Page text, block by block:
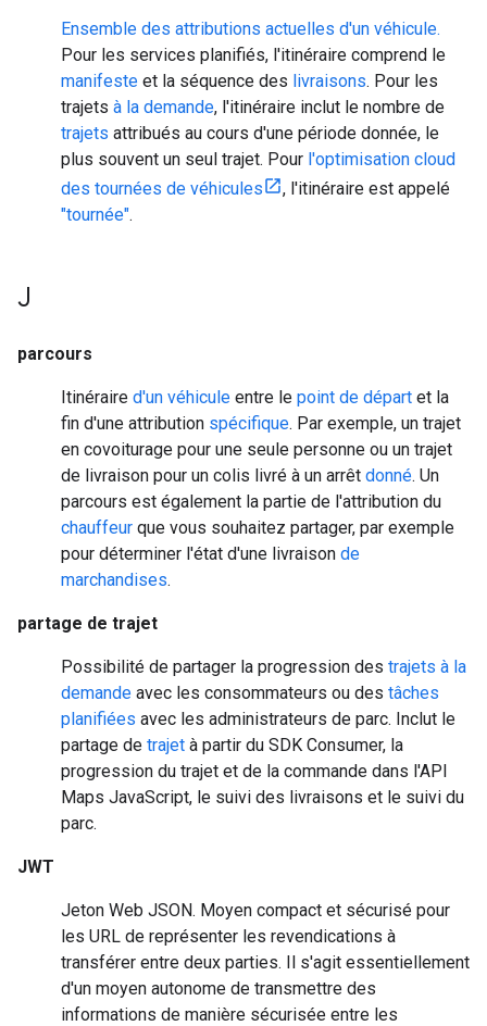
Ensemble des attributions actuelles d'un véhicule.
Pour les services planifiés, l'itinéraire comprend le
manifeste et la séquence des livraisons. Pour les
trajets à la demande, l'itinéraire inclut le nombre de
trajets attribués au cours d'une période donnée, le
plus souvent un seul trajet. Pour l'optimisation cloud
des tournées de véhicules
, l'itinéraire est appelé
"tournée".
J
parcours
Itinéraire d'un véhicule entre le point de départ et la
fin d'une attribution spécifique. Par exemple, un trajet
en covoiturage pour une seule personne ou un trajet
de livraison pour un colis livré à un arrêt donné. Un
parcours est également la partie de l'attribution du
chauffeur que vous souhaitez partager, par exemple
pour déterminer l'état d'une livraison de
marchandises.
partage de trajet
Possibilité de partager la progression des trajets à la
demande avec les consommateurs ou des tâches
planifiées avec les administrateurs de parc. Inclut le
partage de trajet à partir du SDK Consumer, la
progression du trajet et de la commande dans l'API
Maps JavaScript, le suivi des livraisons et le suivi du
parc.
JWT
Jeton Web JSON. Moyen compact et sécurisé pour
les URL de représenter les revendications à
transférer entre deux parties. Il s'agit essentiellement
d'un moyen autonome de transmettre des
informations de manière sécurisée entre les